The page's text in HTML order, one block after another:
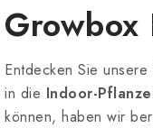
Growbox
Entdecken Sie
in die Indoor-
können, haben wir